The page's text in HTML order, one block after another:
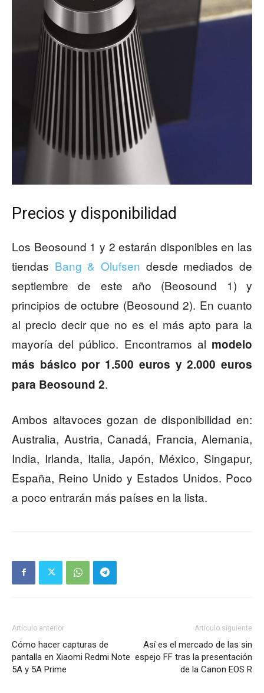
Precios y disponibilidad
Los Beosound 1 y 2 estarán disponibles en las
tiendas Bang & Olufsen desde mediados de
septiembre de este año (Beosound 1) y
principios de octubre (Beosound 2). En cuanto
al precio decir que no es el más apto para la
mayoría del público. Encontramos al modelo
más básico por 1.500 euros y 2.000 euros
para Beosound 2.
Ambos altavoces gozan de disponibilidad en:
Australia, Austria, Canadá, Francia, Alemania,
India, Irlanda, Italia, Japón, México, Singapur,
España, Reino Unido y Estados Unidos. Poco
a poco entrarán más países en la lista.
Artículo anterior
Cómo hacer capturas de
pantalla en Xiaomi Redmi Note
5A y 5A Prime
Artículo siguiente
Así es el mercado de las sin
espejo FF tras la presentación
de la Canon EOS R